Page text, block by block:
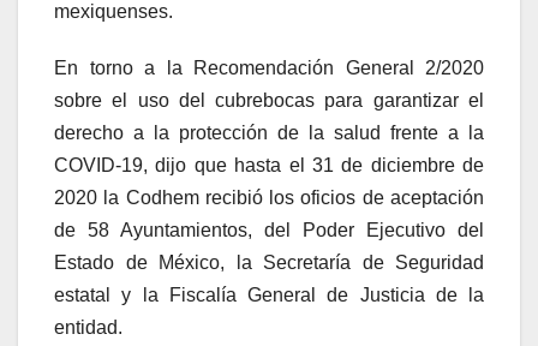
mexiquenses.
En torno a la Recomendación General 2/2020
sobre el uso del cubrebocas para garantizar el
derecho a la protección de la salud frente a la
COVID-19, dijo que hasta el 31 de diciembre de
2020 la Codhem recibió los oficios de aceptación
de 58 Ayuntamientos, del Poder Ejecutivo del
Estado de México, la Secretaría de Seguridad
estatal y la Fiscalía General de Justicia de la
entidad.